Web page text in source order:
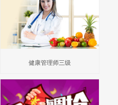
健康管理师三级